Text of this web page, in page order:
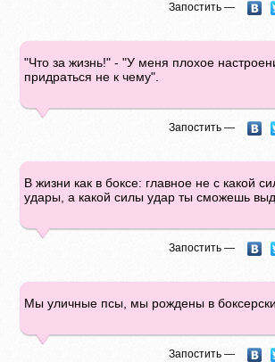
Запостить —
"Что за жизнь!" - "У меня плохое
придраться не к чему".
Запостить —
В жизни как в боксе: главное не с какой
удары, а какой силы удар ты сможешь
Запостить —
Мы уличные псы, мы рождены в
Запостить —